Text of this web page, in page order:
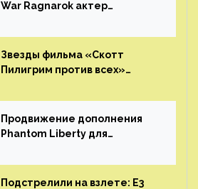
War Ragnarok актер
игроков прекратить
консольные войны
Звезды фильма «Скотт
Пилигрим против всех»
аниме от Netflix
Продвижение дополнения
Phantom Liberty для
июне
Подстрелили на взлете: E3